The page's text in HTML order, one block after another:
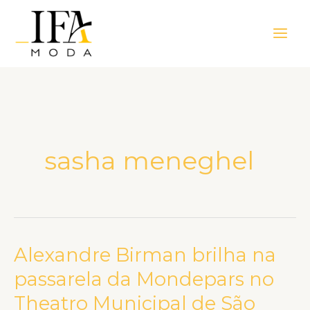
Menu
sasha meneghel
Alexandre Birman brilha na
passarela da Mondepars no
Theatro Municipal de São
Alexandre
brilha
na